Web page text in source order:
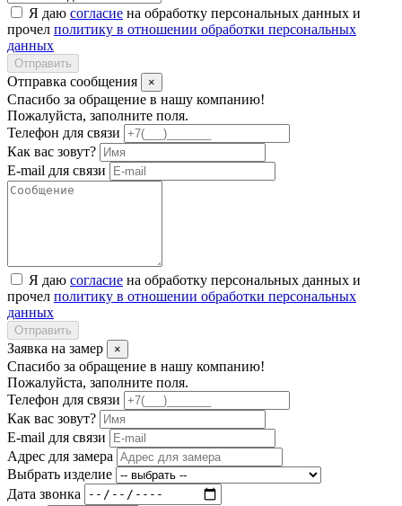
Я даю согласие на обработку персональных данных и
прочел политику в отношении обработки персональных
данных
Отправить
Отправка сообщения ×
Спасибо за обращение в нашу компанию!
Пожалуйста, заполните поля.
Телефон для связи
Как вас зовут?
E-mail для связи
Я даю согласие на обработку персональных данных и
прочел политику в отношении обработки персональных
данных
Отправить
Заявка на замер ×
Спасибо за обращение в нашу компанию!
Пожалуйста, заполните поля.
Телефон для связи
Как вас зовут?
E-mail для связи
Адрес для замера
Выбрать изделие
Дата звонка